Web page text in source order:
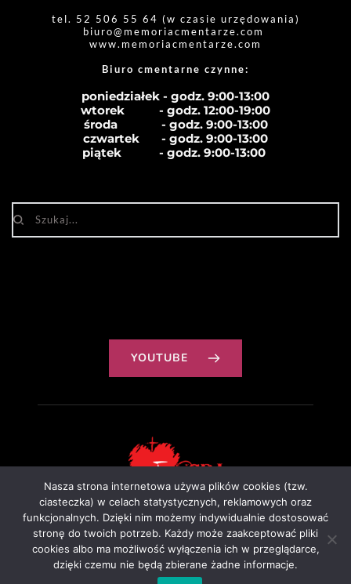
tel. 52 506 55 64 (w czasie urzędowania)
biuro@memoriacmentarze.com
www.memoriacmentarze.com
Biuro cmentarne czynne:
poniedziałek - godz. 9:00-13:00
wtorek           - godz. 12:00-19:00
środa              - godz. 9:00-13:00
czwartek       - godz. 9:00-13:00
piątek            - godz. 9:00-13:00
YOUTUBE
Projekt: Ewa Szałkowska
Nasza strona internetowa używa plików cookies (tzw.
ciasteczka) w celach statystycznych, reklamowych oraz
funkcjonalnych. Dzięki nim możemy indywidualnie dostosować
stronę do twoich potrzeb. Każdy może zaakceptować pliki
cookies albo ma możliwość wyłączenia ich w przeglądarce,
dzięki czemu nie będą zbierane żadne informacje.